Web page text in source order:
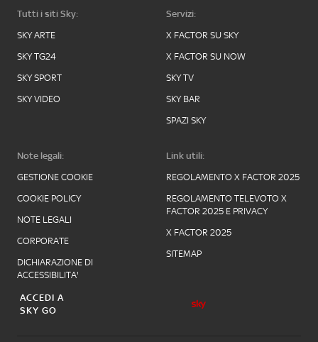
Tutti i siti Sky:
SKY ARTE
SKY TG24
SKY SPORT
SKY VIDEO
Servizi:
X FACTOR SU SKY
X FACTOR SU NOW
SKY TV
SKY BAR
SPAZI SKY
Note legali:
GESTIONE COOKIE
COOKIE POLICY
NOTE LEGALI
CORPORATE
DICHIARAZIONE DI
ACCESSIBILITA'
Link utili:
REGOLAMENTO X FACTOR 2025
REGOLAMENTO TELEVOTO X
FACTOR 2025 E PRIVACY
X FACTOR 2025
SITEMAP
ACCEDI A
SKY GO